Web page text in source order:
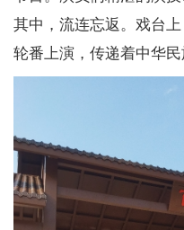
其中，流连忘返。戏台
轮番上演，传递着中华民